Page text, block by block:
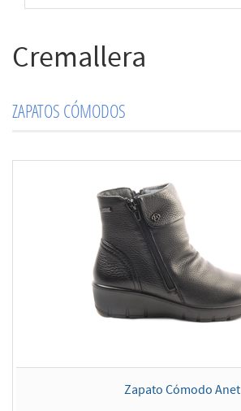
Cremallera
ZAPATOS CÓMODOS
Zapato Cómodo Anet